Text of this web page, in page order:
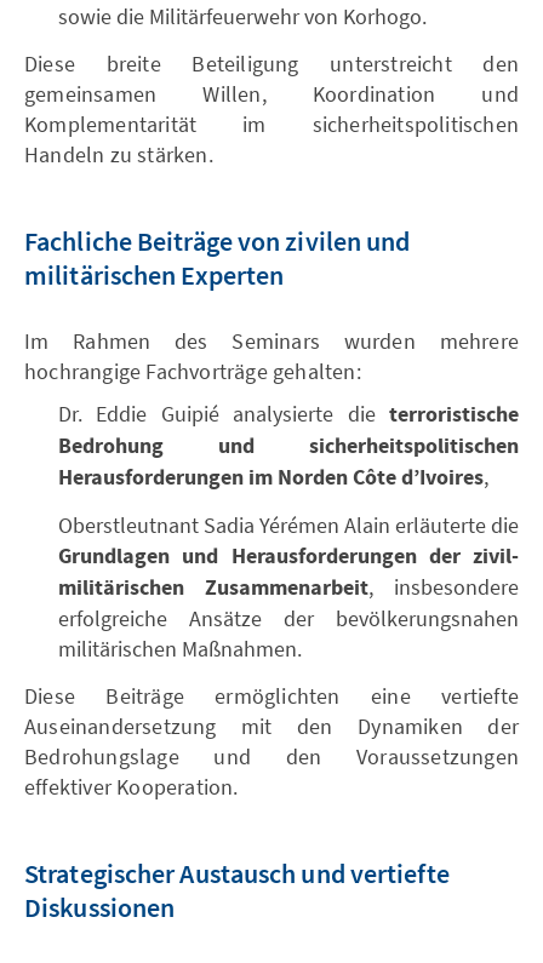
sowie die Militärfeuerwehr von Korhogo.
Diese breite Beteiligung unterstreicht den
gemeinsamen Willen, Koordination und
Komplementarität im sicherheitspolitischen
Handeln zu stärken.
Fachliche Beiträge von zivilen und
militärischen Experten
Im Rahmen des Seminars wurden mehrere
hochrangige Fachvorträge gehalten:
Dr. Eddie Guipié analysierte die terroristische
Bedrohung und sicherheitspolitischen
Herausforderungen im Norden Côte d’Ivoires,
Oberstleutnant Sadia Yérémen Alain erläuterte die
Grundlagen und Herausforderungen der zivil-
militärischen Zusammenarbeit, insbesondere
erfolgreiche Ansätze der bevölkerungsnahen
militärischen Maßnahmen.
Diese Beiträge ermöglichten eine vertiefte
Auseinandersetzung mit den Dynamiken der
Bedrohungslage und den Voraussetzungen
effektiver Kooperation.
Strategischer Austausch und vertiefte
Diskussionen